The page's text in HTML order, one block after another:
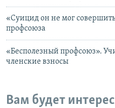
«Суицид он не мог
профсоюза
«Бесполезный профсоюз».
членские взносы
Вам будет